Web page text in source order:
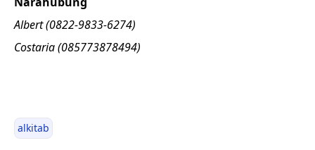
Albert (0822-9833-6274)
Costaria (085773878494)
alkitab